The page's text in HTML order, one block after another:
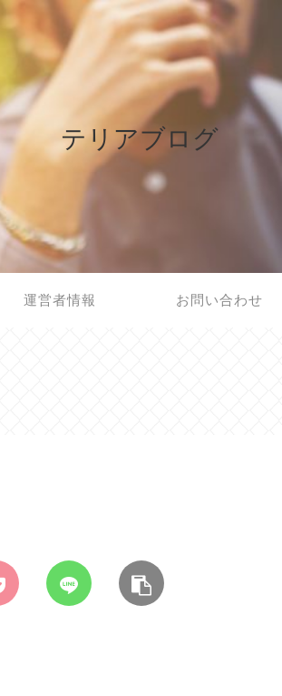
テリアブログ
運営者情報 お問い合わせ